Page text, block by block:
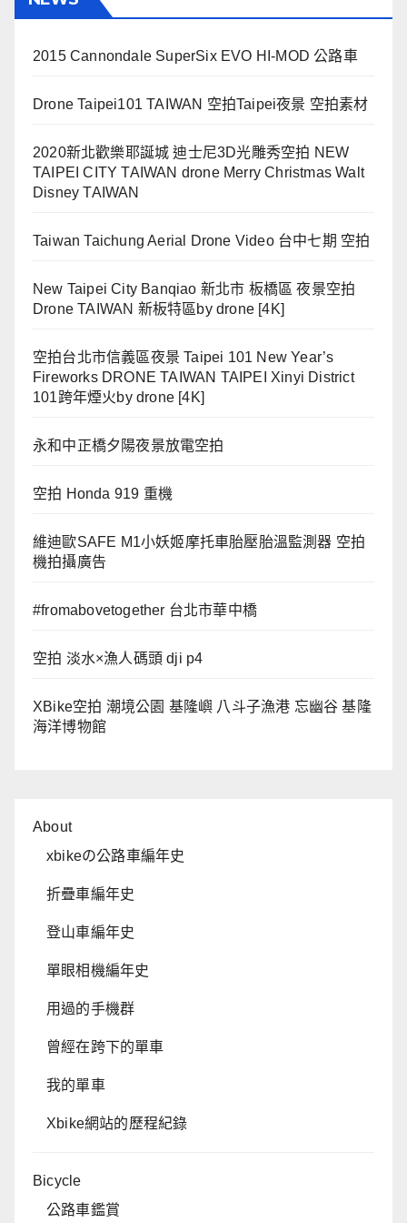
2015 Cannondale SuperSix EVO HI-MOD 公路車
Drone Taipei101 TAIWAN 空拍Taipei夜景 空拍素材
2020新北歡樂耶誕城 迪士尼3D光雕秀空拍 NEW
TAIPEI CITY TAIWAN drone Merry Christmas Walt
Disney TAIWAN
Taiwan Taichung Aerial Drone Video 台中七期 空拍
New Taipei City Banqiao 新北市 板橋區 夜景空拍
Drone TAIWAN 新板特區by drone [4K]
空拍台北市信義區夜景 Taipei 101 New Year’s
Fireworks DRONE TAIWAN TAIPEI Xinyi District
101跨年煙火by drone [4K]
永和中正橋夕陽夜景放電空拍
空拍 Honda 919 重機
維迪歐SAFE M1小妖姬摩托車胎壓胎溫監測器 空拍
機拍攝廣告
#fromabovetogether 台北市華中橋
空拍 淡水×漁人碼頭 dji p4
XBike空拍 潮境公園 基隆嶼 八斗子漁港 忘幽谷 基隆
海洋博物館
About
xbikeの公路車編年史
折疊車編年史
登山車編年史
單眼相機編年史
用過的手機群
曾經在跨下的單車
我的單車
Xbike網站的歷程紀錄
Bicycle
公路車鑑賞